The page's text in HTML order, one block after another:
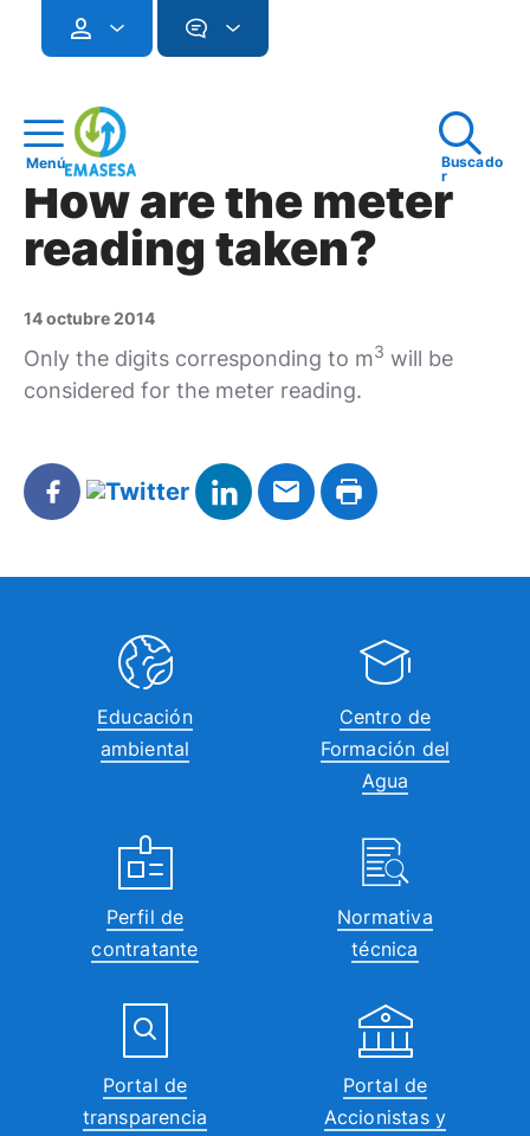
Menú
Buscado
r
How are the meter
reading taken?
14 octubre 2014
Only the digits corresponding to m3 will be
considered for the meter reading.
Educación
ambiental
Centro de
Formación del
Agua
Perfil de
contratante
Normativa
técnica
Portal de
transparencia
Portal de
Accionistas y